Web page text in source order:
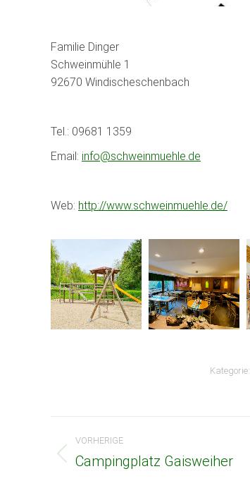
Familie Dinger
Schweinmühle 1
92670 Windischeschenbach
Tel.: 09681 1359
Email: info@schweinmuehle.de
Web: http://www.schweinmuehle.de/
Kategorie:
Beitragsnavigation
VORHERIGE
Vorheriger
Campingplatz Gaisweiher